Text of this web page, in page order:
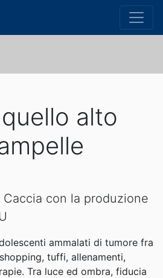
alto
con la produzione
ammalati di tumore fra
tuffi, allenamenti,
Tra luce ed ombra, fiducia